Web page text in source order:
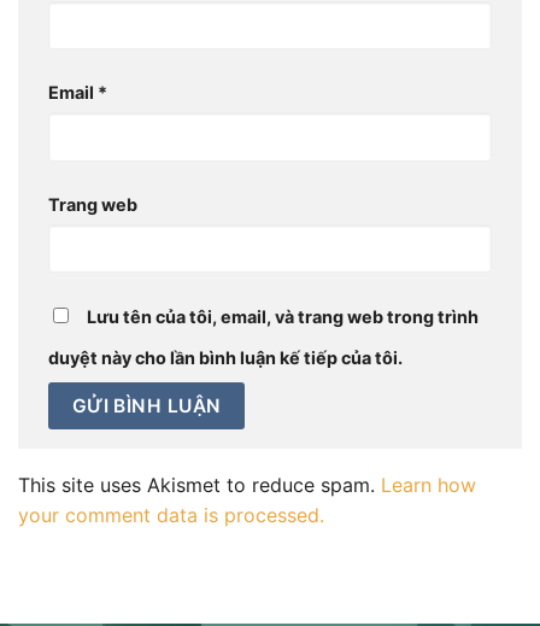
Email *
Trang web
Lưu tên của tôi, email, và trang web trong trình
duyệt này cho lần bình luận kế tiếp của tôi.
This site uses Akismet to reduce spam. Learn how
your comment data is processed.